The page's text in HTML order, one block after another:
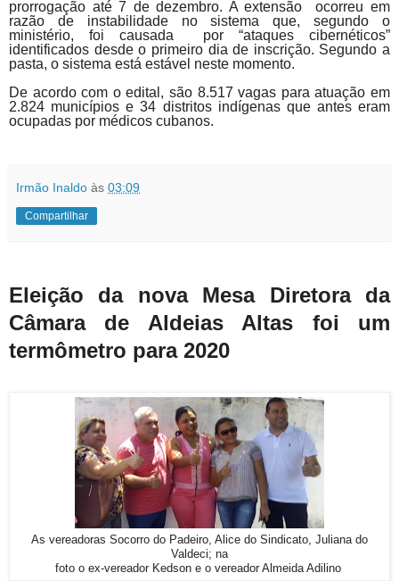
prorrogação até 7 de dezembro. A extensão ocorreu em
razão de instabilidade no sistema que, segundo o
ministério, foi causada por “ataques cibernéticos”
identificados desde o primeiro dia de inscrição. Segundo a
pasta, o sistema está estável neste momento.
De acordo com o edital, são 8.517 vagas para atuação em
2.824 municípios e 34 distritos indígenas que antes eram
ocupadas por médicos cubanos.
Irmão Inaldo às 03:09
Compartilhar
Eleição da nova Mesa Diretora da
Câmara de Aldeias Altas foi um
termômetro para 2020
As vereadoras Socorro do Padeiro, Alice do Sindicato, Juliana do
Valdeci; na
foto o ex-vereador Kedson e o vereador Almeida Adilino